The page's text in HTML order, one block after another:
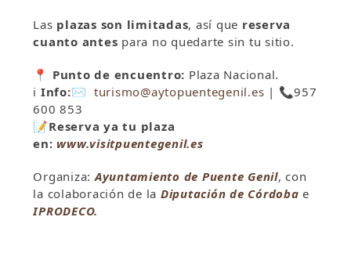
Las plazas son limitadas, así que reserva
cuanto antes para no quedarte sin tu sitio.
📍 Punto de encuentro: Plaza Nacional.
ℹ️ Info:✉️ turismo@aytopuentegenil.es | 📞957
600 853
📝Reserva ya tu plaza
en: www.visitpuentegenil.es
Organiza: Ayuntamiento de Puente Genil, con
la colaboración de la Diputación de Córdoba e
IPRODECO.